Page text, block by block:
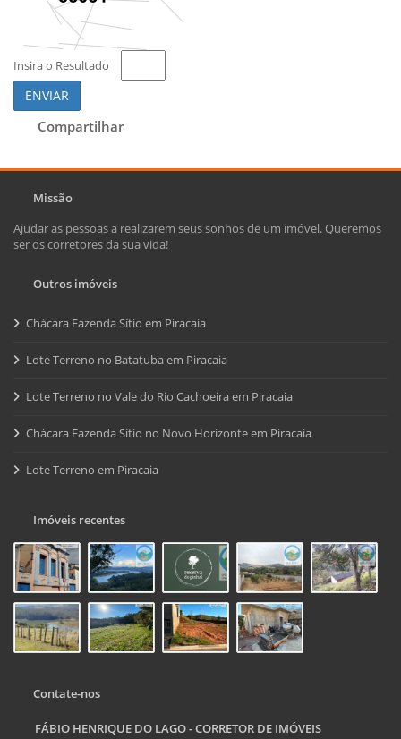
Insira o Resultado
ENVIAR
Compartilhar
Missão
Ajudar as pessoas a realizarem seus sonhos de um imóvel. Queremos
ser os corretores da sua vida!
Outros imóveis
Chácara Fazenda Sítio em Piracaia
Lote Terreno no Batatuba em Piracaia
Lote Terreno no Vale do Rio Cachoeira em Piracaia
Chácara Fazenda Sítio no Novo Horizonte em Piracaia
Lote Terreno em Piracaia
Imóveis recentes
Contate-nos
FÁBIO HENRIQUE DO LAGO - CORRETOR DE IMÓVEIS